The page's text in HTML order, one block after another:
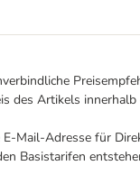
des Artikels innerhalb
Mail-Adresse für
Basistarifen